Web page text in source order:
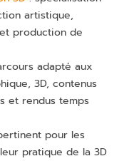
artistique,
production de
adapté aux
3D, contenus
et rendus temps
pour les
pratique de la 3D